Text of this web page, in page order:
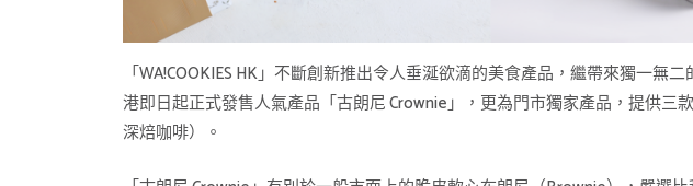
「WA!COOKIES HK」不斷創新推出令人垂涎欲滴的美食產品，繼帶來獨一
港即日起正式發售人氣產品「古朗尼 Crownie」，更為門市獨家產品，提供
深焙咖啡）。